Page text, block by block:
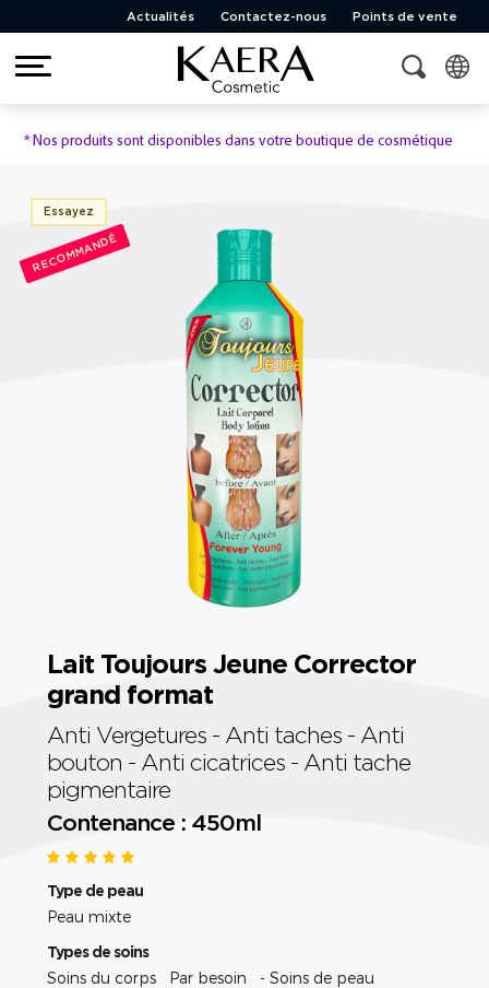
Actualités Contactez-nous Points de vente
*Nos produits sont disponibles dans votre boutique de cosmétique
Essayez
RECOMMANDÉ
Lait Toujours Jeune Corrector
grand format
Anti Vergetures - Anti taches - Anti
bouton - Anti cicatrices - Anti tache
pigmentaire
Contenance : 450ml
Type de peau
Peau mixte
Types de soins
Soins du corps Par besoin - Soins de peau